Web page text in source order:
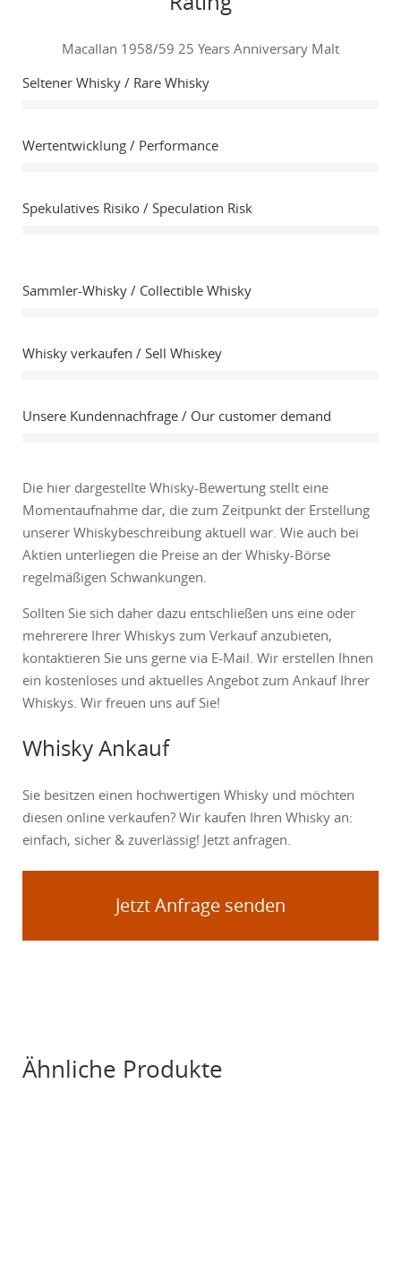
Macallan 1958/59 25 Years Anniversary Malt
Seltener Whisky / Rare Whisky
Wertentwicklung / Performance
Spekulatives Risiko / Speculation Risk
Sammler-Whisky / Collectible Whisky
Whisky verkaufen / Sell Whiskey
Unsere Kundennachfrage / Our customer demand
Die hier dargestellte Whisky-Bewertung stellt eine
Momentaufnahme dar, die zum Zeitpunkt der Erstellung
unserer Whiskybeschreibung aktuell war. Wie auch bei
Aktien unterliegen die Preise an der Whisky-Börse
regelmäßigen Schwankungen.
Sollten Sie sich daher dazu entschließen uns eine oder
mehrerere Ihrer Whiskys zum Verkauf anzubieten,
kontaktieren Sie uns gerne via E-Mail. Wir erstellen Ihnen
ein kostenloses und aktuelles Angebot zum Ankauf Ihrer
Whiskys. Wir freuen uns auf Sie!
Whisky Ankauf
Sie besitzen einen hochwertigen Whisky und möchten
diesen online verkaufen? Wir kaufen Ihren Whisky an:
einfach, sicher & zuverlässig! Jetzt anfragen.
Jetzt Anfrage senden
Ähnliche Produkte